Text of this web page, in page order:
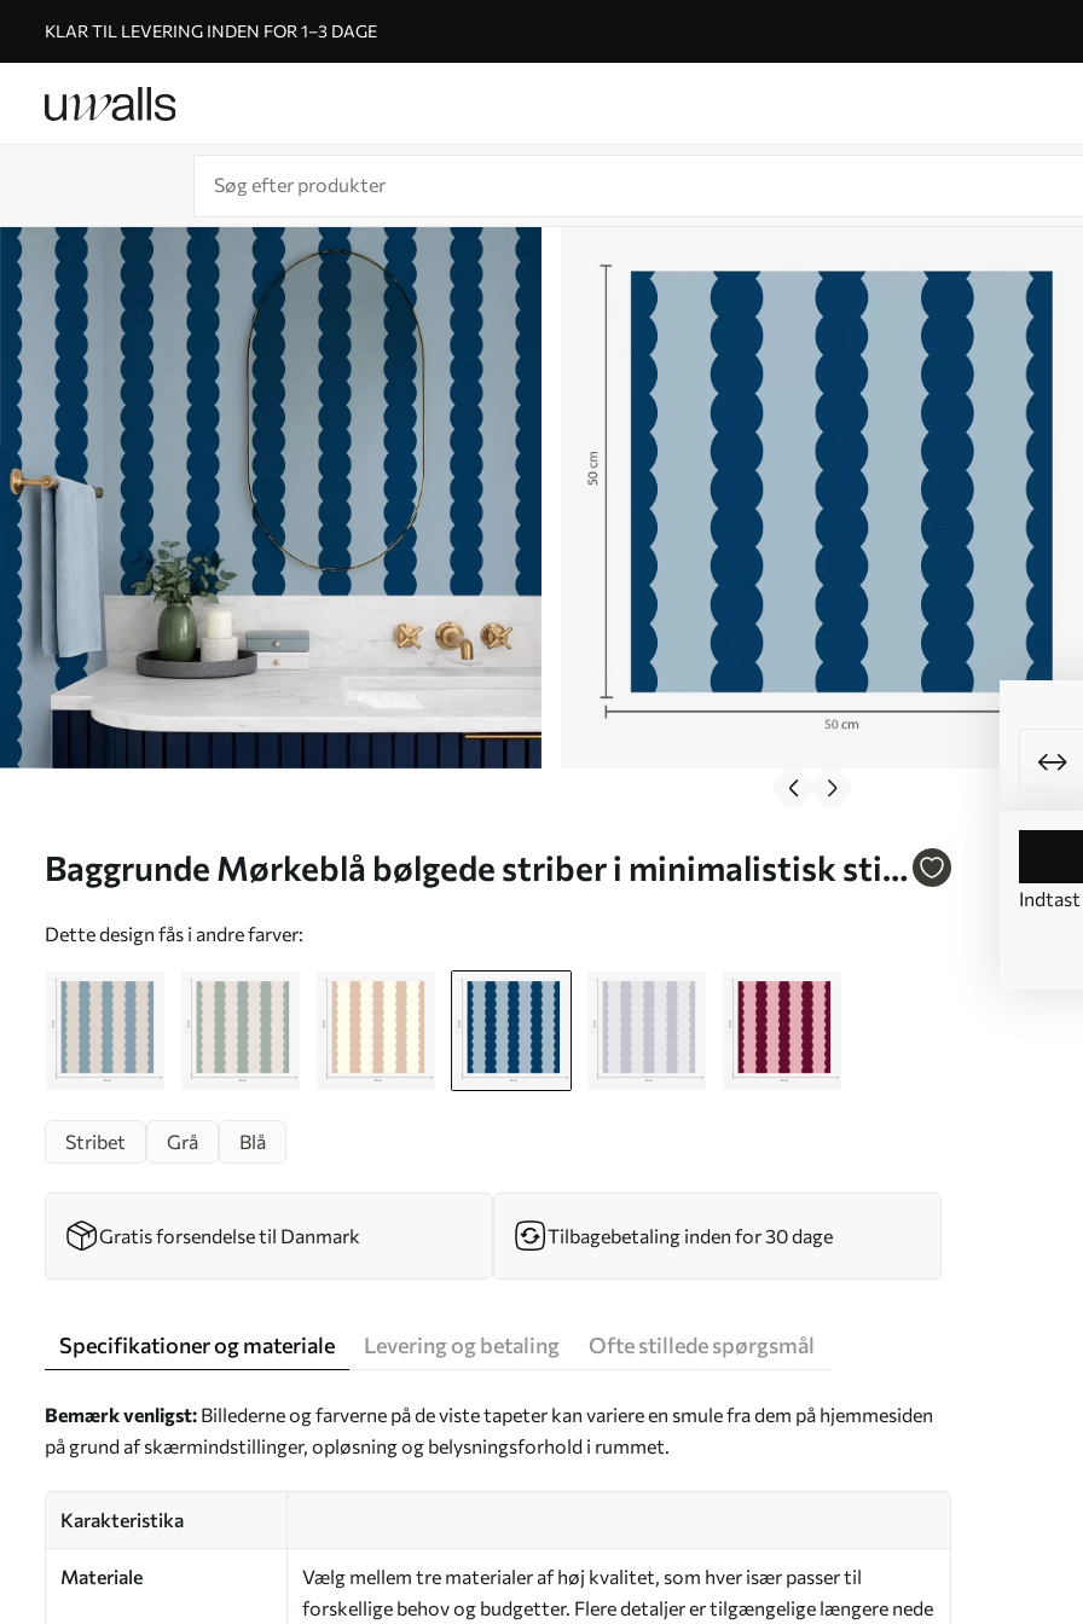
KLAR TIL LEVERING INDEN FOR 1–3 DAGE
Baggrunde Mørkeblå bølgede striber i minimalistisk stil
Dette design fås i andre farver:
Indtast
Stribet Grå Blå
Gratis forsendelse til Danmark Tilbagebetaling inden for 30 dage
Specifikationer og materiale Levering og betaling Ofte stillede spørgsmål
Bemærk venligst: Billederne og farverne på de viste tapeter kan variere en smule fra dem på hjemmesiden
på grund af skærmindstillinger, opløsning og belysningsforhold i rummet.
Karakteristika
Materiale
Vælg mellem tre materialer af høj kvalitet, som hver især passer til
forskellige behov og budgetter. Flere detaljer er tilgængelige længere nede